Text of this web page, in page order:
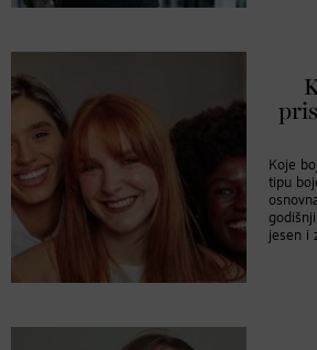
Koje
tipu
jesen i